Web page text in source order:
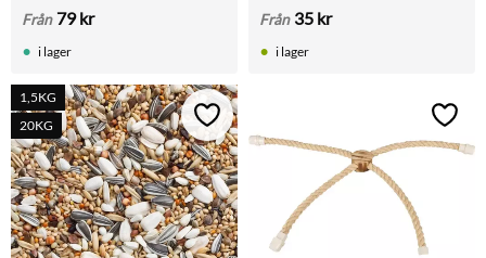
Från 79kr
i lager
i 50 g och 1 kg. Biologiskt
Från 35 kr
i lager
1,5KG
20KG
Lägg till i favoriter Lägg